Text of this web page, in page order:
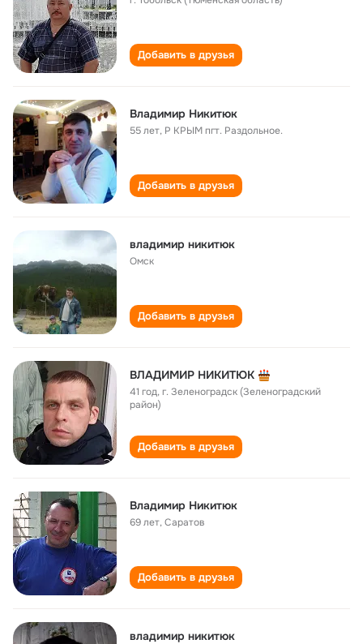
Добавить в друзья
Владимир Никитюк
55 лет, Р КРЫМ пгт. Раздольное.
Добавить в друзья
владимир никитюк
Омск
Добавить в друзья
ВЛАДИМИР НИКИТЮК
41 год,г. Зеленоградск (Зеленоградский
район)
Добавить в друзья
Владимир Никитюк
69 лет,Саратов
Добавить в друзья
владимир никитюк